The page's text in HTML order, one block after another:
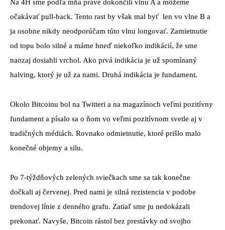
Na 4H sme podľa mňa práve dokončili vlnu A a môžeme
očakávať pull-back. Tento rast by však mal byť len vo vlne B a
ja osobne nikdy neodporúčam túto vlnu longovať. Zamietnutie
od topu bolo silné a máme hneď niekoľko indikácií, že sme
naozaj dosiahli vrchol. Ako prvá indikácia je už spomínaný
halving, ktorý je už za nami. Druhá indikácia je fundament.
Okolo Bitcoinu bol na Twitteri a na magazínoch veľmi pozitívny
fundament a písalo sa o ňom vo veľmi pozitívnom svetle aj v
tradičných médiách. Rovnako odmietnutie, ktoré prišlo malo
konečné objemy a silu.
Po 7-týždňových zelených sviečkach sme sa tak konečne
dočkali aj červenej. Pred nami je silná rezistencia v podobe
trendovej línie z denného grafu. Zatiaľ sme ju nedokázali
prekonať. Navyše, Bitcoin rástol bez prestávky od svojho